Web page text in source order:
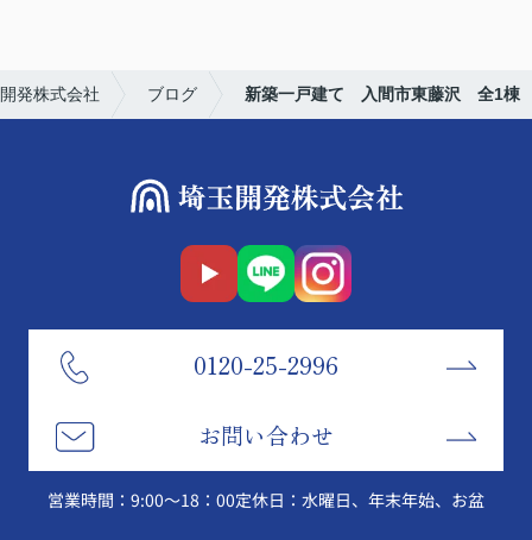
発株式会社 ブログ 新築一戸建て 入間市東藤沢 全1棟
0120-25-2996
お問い合わせ
営業時間：9:00～18：00定休日：水曜日、年末年始、お盆